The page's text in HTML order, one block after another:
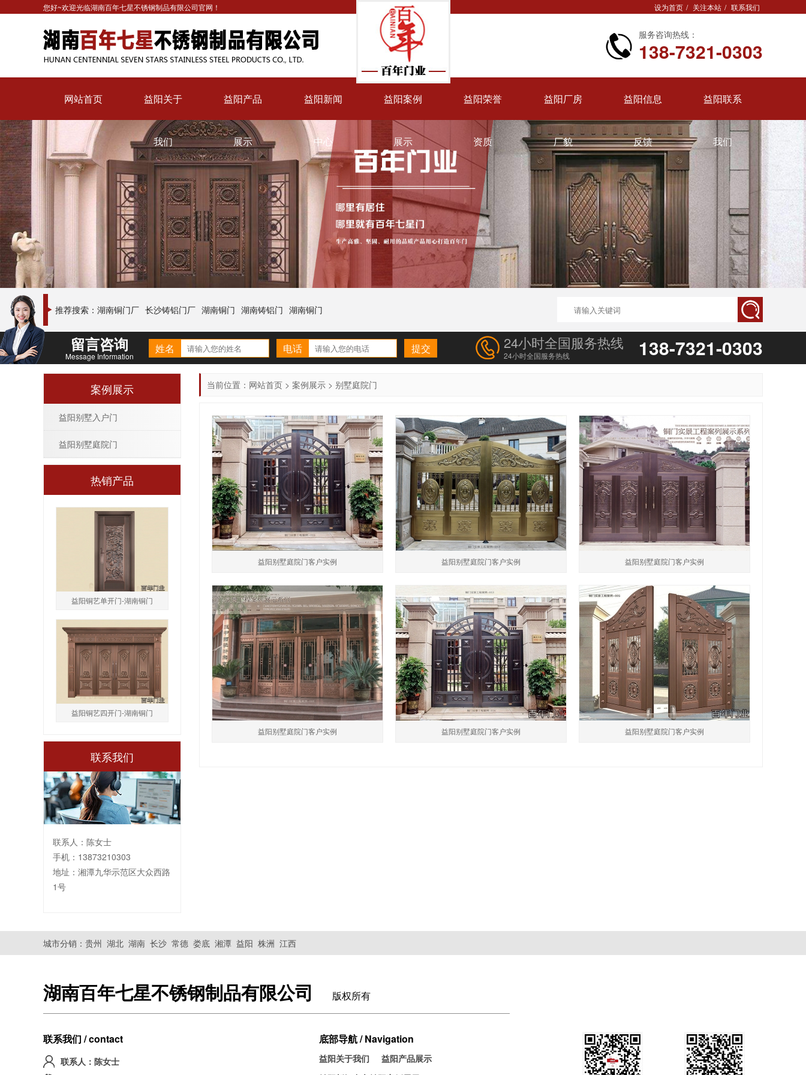
您好~欢迎光临湖南百年七星不锈钢制品有限公司官网！ 设为首页 / 关注本站 / 联系我们
服务咨询热线：
138-7321-0303
网站首页 益阳关于
我们
益阳产品
展示
益阳新闻
中心
益阳案例
展示
益阳荣誉
资质
益阳厂房
厂貌
益阳信息
反馈
益阳联系
我们
推荐搜索： 湖南铜门厂 长沙铸铝门厂 湖南铜门 湖南铸铝门 湖南铜门
留言咨询
Message Information
姓名 电话 24小时全国服务热线
24小时全国服务热线 138-7321-0303
当前位置： 网站首页 > 案例展示 > 别墅庭院门
益阳别墅庭院门客户实例 益阳别墅庭院门客户实例 益阳别墅庭院门客户实例
益阳别墅庭院门客户实例 益阳别墅庭院门客户实例 益阳别墅庭院门客户实例
案例展示
益阳别墅入户门
益阳别墅庭院门
热销产品
益阳铜艺单开门-湖南铜门
益阳铜艺四开门-湖南铜门
联系我们
联系人：陈女士
手机：13873210303
地址：湘潭九华示范区大众西路
1号
城市分销： 贵州 湖北 湖南 长沙 常德 娄底 湘潭 益阳 株洲 江西
湖南百年七星不锈钢制品有限公司 版权所有
联系我们 / contact
联系人：陈女士
底部导航 / Navigation
益阳关于我们
益阳产品展示